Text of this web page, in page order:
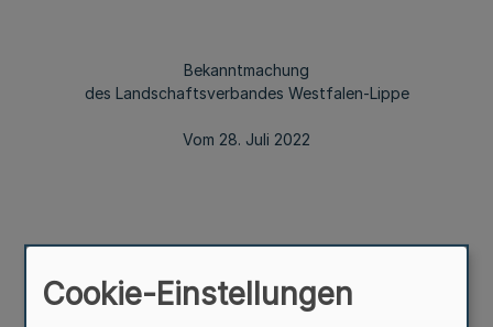
Bekanntmachung
des Landschaftsverbandes Westfalen-Lippe
Vom 28. Juli 2022
Lippe vom 27. Januar 2022 über den Gesamtabschluss
2020 ist im Internet unter
Cookie-Einstellungen